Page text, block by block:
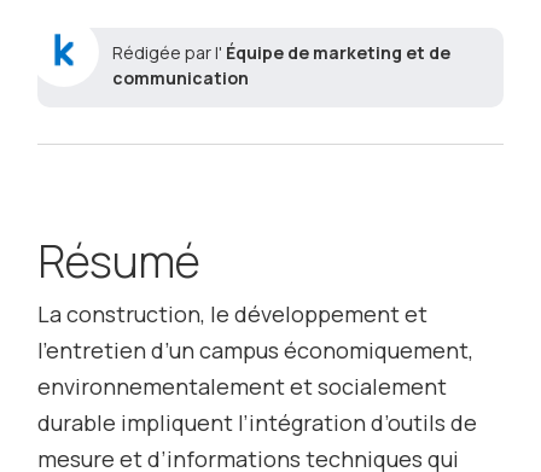
Rédigée par l' Équipe de marketing et de
communication
Résumé
La construction, le développement et
l’entretien d’un campus économiquement,
environnementalement et socialement
durable impliquent l’intégration d’outils de
mesure et d’informations techniques qui